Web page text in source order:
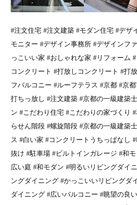
#注文住宅 #注文建築 #モダン住宅 #デザ
モニター #デザイン事務所 #デザインフ
っこいい家 #おしゃれな家 #リフォーム
コンクリート #打放しコンクリート #打
フバルコニー #ルーフテラス #京都 #京
打ちっ放し #注文建築 #京都の一級建築
ン #こだわり住宅 #こだわりの家づくり
らせん階段 #螺旋階段 #京都の一級建築
ス #白い家 #コンクリートうちっぱなし
抜け #駐車場 #ビルトインガレージ #和
広い庭 #和モダン #明るいリビングダイ
ングダイニング #かっこいいリビングダ
ダイニング #広いバルコニー #眺望の良